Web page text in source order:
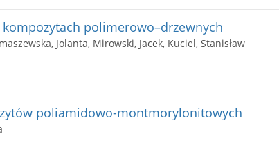
polimerowo–drzewnych
Jolanta, Mirowski, Jacek, Kuciel, Stanisław
poliamidowo-montmorylonitowych